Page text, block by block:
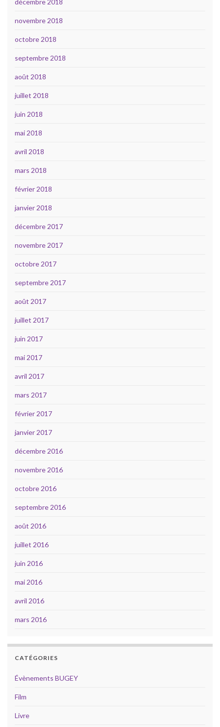
décembre 2018
novembre 2018
octobre 2018
septembre 2018
août 2018
juillet 2018
juin 2018
mai 2018
avril 2018
mars 2018
février 2018
janvier 2018
décembre 2017
novembre 2017
octobre 2017
septembre 2017
août 2017
juillet 2017
juin 2017
mai 2017
avril 2017
mars 2017
février 2017
janvier 2017
décembre 2016
novembre 2016
octobre 2016
septembre 2016
août 2016
juillet 2016
juin 2016
mai 2016
avril 2016
mars 2016
CATÉGORIES
Évènements BUGEY
Film
Livre